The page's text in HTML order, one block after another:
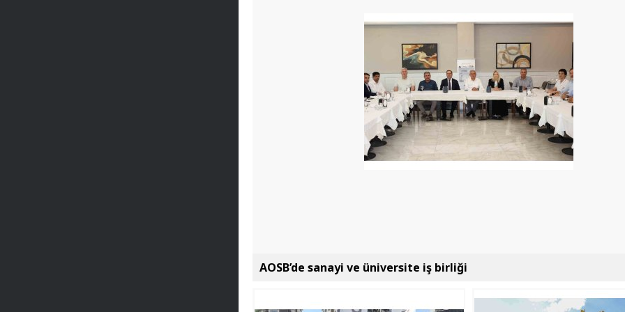
AOSB’de sanayi ve üniversite iş birliği